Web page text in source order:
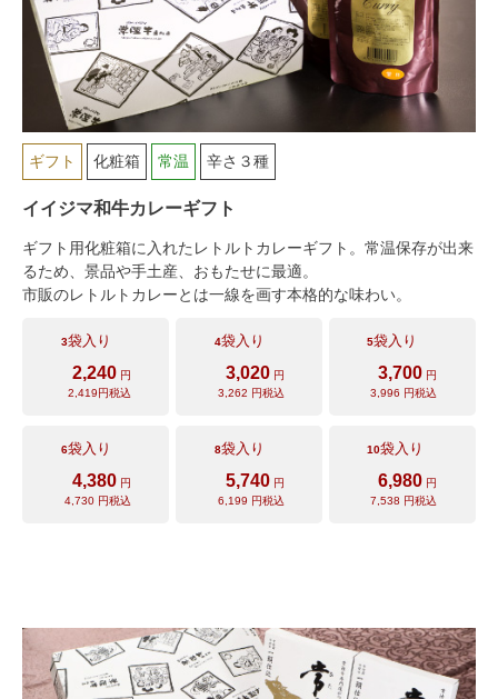
ギフト 化粧箱 常温 辛さ３種
イイジマ和牛カレーギフト
ギフト用化粧箱に入れたレトルトカレーギフト。常温保存が出来
るため、景品や手土産、おもたせに最適。
市販のレトルトカレーとは一線を画す本格的な味わい。
3袋入り
2,240 円
2,419円税込
4袋入り
3,020 円
3,262 円税込
5袋入り
3,700 円
3,996 円税込
6袋入り
4,380 円
4,730 円税込
8袋入り
5,740 円
6,199 円税込
10袋入り
6,980 円
7,538 円税込